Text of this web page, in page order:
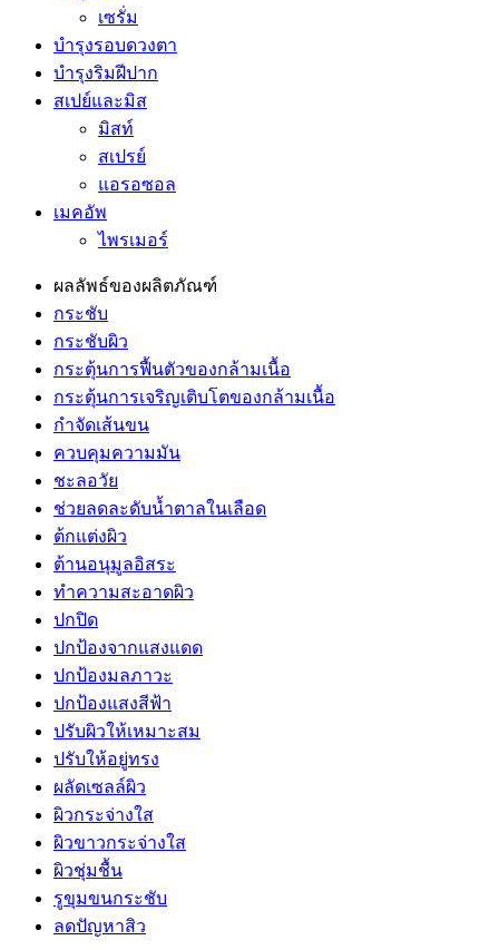
เซรั่ม
บำรุงรอบดวงตา
บำรุงริมฝีปาก
สเปย์และมิส
มิสท์
สเปรย์
แอรอซอล
เมคอัพ
ไพรเมอร์
ผลลัพธ์ของผลิตภัณฑ์
กระชับ
กระชับผิว
กระตุ้นการฟื้นตัวของกล้ามเนื้อ
กระตุ้นการเจริญเติบโตของกล้ามเนื้อ
กำจัดเส้นขน
ควบคุมความมัน
ชะลอวัย
ช่วยลดละดับน้ำตาลในเลือด
ต้กแต่งผิว
ต้านอนุมูลอิสระ
ทำความสะอาดผิว
ปกปิด
ปกป้องจากแสงแดด
ปกป้องมลภาวะ
ปกป้องแสงสีฟ้า
ปรับผิวให้เหมาะสม
ปรับให้อยู่ทรง
ผลัดเซลล์ผิว
ผิวกระจ่างใส
ผิวขาวกระจ่างใส
ผิวชุ่มชื้น
รูขุมขนกระชับ
ลดปัญหาสิว